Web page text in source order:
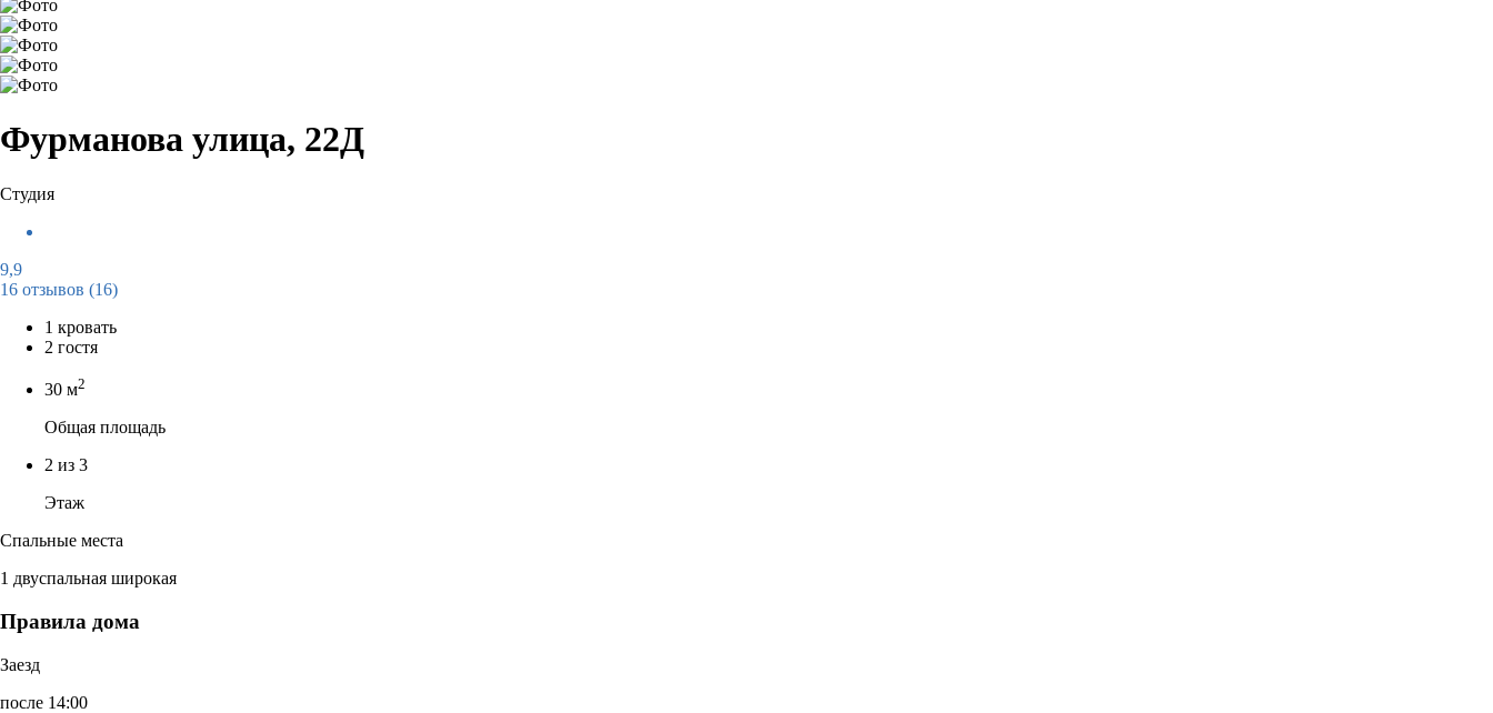
Фурманова улица, 22Д
Студия
9,9
16 отзывов (16)
1 кровать
2 гостя
30 м2
Общая площадь
2 из 3
Этаж
Спальные места
1 двуспальная широкая
Правила дома
Заезд
после 14:00